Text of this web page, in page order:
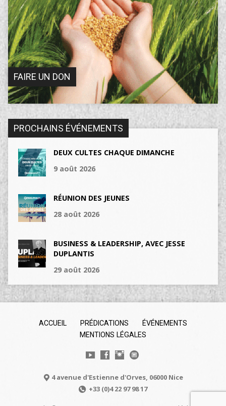
FAIRE UN DON
PROCHAINS ÉVÉNEMENTS
DEUX CULTES CHAQUE DIMANCHE
9 août 2026
RÉUNION DES JEUNES
28 août 2026
BUSINESS & LEADERSHIP, AVEC JESSE
DUPLANTIS
29 août 2026
ACCUEIL PRÉDICATIONS
ÉVÉNEMENTS
MENTIONS LÉGALES
4 avenue d'Estienne d'Orves, 06000 Nice
+33 (0)4 22 97 98 17